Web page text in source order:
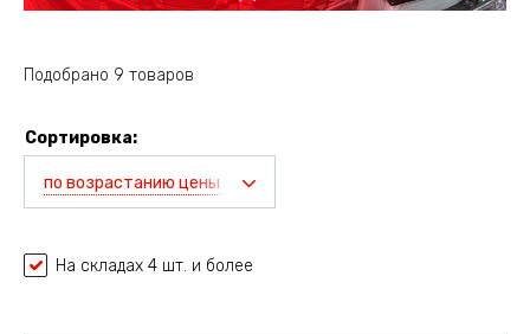
Подобрано 9 товаров
Сортировка:
по возрастанию цены
На складах 4 шт. и более